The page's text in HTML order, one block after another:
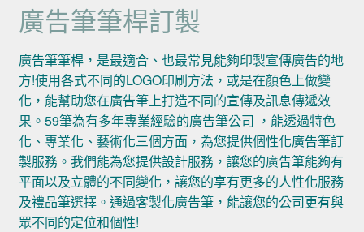
廣告筆筆桿訂製
廣告筆筆桿，是最適合、也最常見能夠印製宣傳廣告的地
方!使用各式不同的LOGO印刷方法，或是在顏色上做變
化，能幫助您在廣告筆上打造不同的宣傳及訊息傳遞效
果。59筆為有多年專業經驗的廣告筆公司 ，能透過特色
化、專業化、藝術化三個方面，為您提供個性化廣告筆訂
製服務。我們能為您提供設計服務，讓您的廣告筆能夠有
平面以及立體的不同變化，讓您的享有更多的人性化服務
及禮品筆選擇。通過客製化廣告筆，能讓您的公司更有與
眾不同的定位和個性!